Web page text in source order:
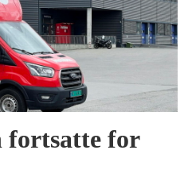
fortsatte for